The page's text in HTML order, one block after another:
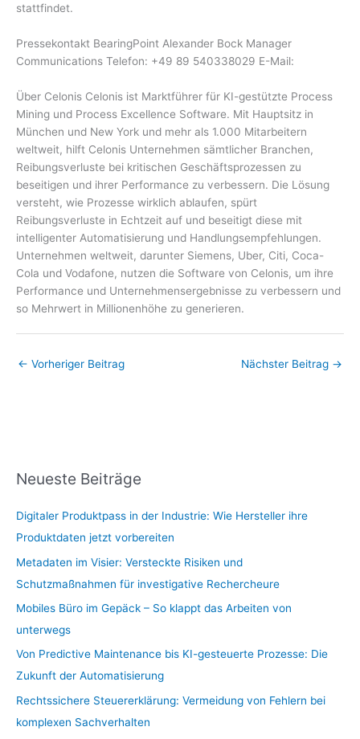
stattfindet.
Pressekontakt BearingPoint Alexander Bock Manager
Communications Telefon: +49 89 540338029 E-Mail:
Über Celonis Celonis ist Marktführer für KI-gestützte Process
Mining und Process Excellence Software. Mit Hauptsitz in
München und New York und mehr als 1.000 Mitarbeitern
weltweit, hilft Celonis Unternehmen sämtlicher Branchen,
Reibungsverluste bei kritischen Geschäftsprozessen zu
beseitigen und ihrer Performance zu verbessern. Die Lösung
versteht, wie Prozesse wirklich ablaufen, spürt
Reibungsverluste in Echtzeit auf und beseitigt diese mit
intelligenter Automatisierung und Handlungsempfehlungen.
Unternehmen weltweit, darunter Siemens, Uber, Citi, Coca-
Cola und Vodafone, nutzen die Software von Celonis, um ihre
Performance und Unternehmensergebnisse zu verbessern und
so Mehrwert in Millionenhöhe zu generieren.
← Vorheriger Beitrag Nächster Beitrag →
Neueste Beiträge
Digitaler Produktpass in der Industrie: Wie Hersteller ihre
Produktdaten jetzt vorbereiten
Metadaten im Visier: Versteckte Risiken und
Schutzmaßnahmen für investigative Rechercheure
Mobiles Büro im Gepäck – So klappt das Arbeiten von
unterwegs
Von Predictive Maintenance bis KI-gesteuerte Prozesse: Die
Zukunft der Automatisierung
Rechtssichere Steuererklärung: Vermeidung von Fehlern bei
komplexen Sachverhalten